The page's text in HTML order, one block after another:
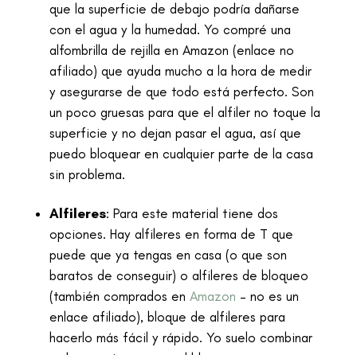
que la superficie de debajo podría dañarse
con el agua y la humedad. Yo compré una
alfombrilla de rejilla en Amazon (enlace no
afiliado) que ayuda mucho a la hora de medir
y asegurarse de que todo está perfecto. Son
un poco gruesas para que el alfiler no toque la
superficie y no dejan pasar el agua, así que
puedo bloquear en cualquier parte de la casa
sin problema.
Alfileres: Para este material tiene dos
opciones. Hay alfileres en forma de T que
puede que ya tengas en casa (o que son
baratos de conseguir) o alfileres de bloqueo
(también comprados en Amazon – no es un
enlace afiliado), bloque de alfileres para
hacerlo más fácil y rápido. Yo suelo combinar